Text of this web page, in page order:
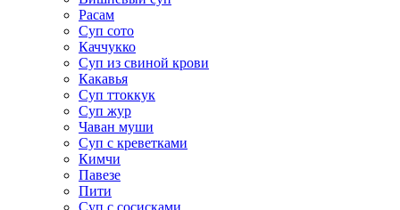
Расам
Суп сото
Каччукко
Суп из свиной крови
Какавья
Суп ттоккук
Суп жур
Чаван муши
Суп с креветками
Кимчи
Павезе
Пити
Суп с сосисками